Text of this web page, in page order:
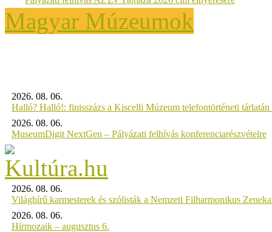
Magyar Múzeumok
2026. 08. 06.
Halló? Halló!: finisszázs a Kiscelli Múzeum telefontörténeti tárlatán
2026. 08. 06.
MuseumDigit NextGen – Pályázati felhívás konferenciarészvételre
2026. 08. 06.
Világhírű karmesterek és szólisták a Nemzeti Filharmonikus
2026. 08. 06.
Hírmozaik – augusztus 6.